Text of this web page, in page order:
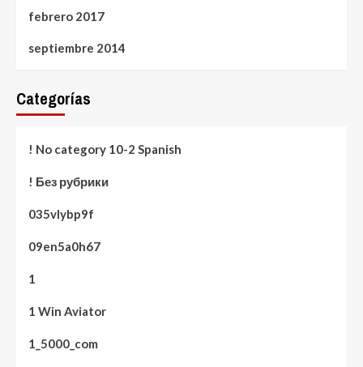
febrero 2017
septiembre 2014
Categorías
! No category 10-2 Spanish
! Без рубрики
035vlybp9f
09en5a0h67
1
1 Win Aviator
1_5000_com